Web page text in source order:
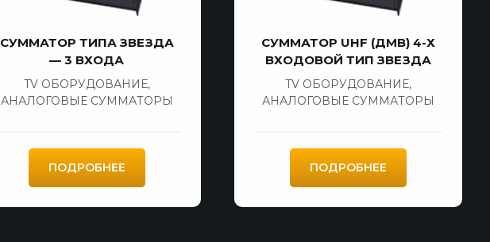
СУММАТОР ТИПА ЗВЕЗДА
— 3 ВХОДА
TV ОБОРУДОВАНИЕ,
АНАЛОГОВЫЕ СУММАТОРЫ
ПОДРОБНЕЕ
СУММАТОР UHF (ДМВ) 4-Х
ВХОДОВОЙ ТИП ЗВЕЗДА
TV ОБОРУДОВАНИЕ,
АНАЛОГОВЫЕ СУММАТОРЫ
ПОДРОБНЕЕ